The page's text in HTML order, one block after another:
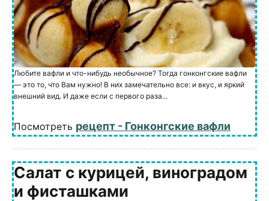
Любите вафли и что-нибудь необычное? Тогда гонконгские вафли
— это то, что Вам нужно! В них замечательно все: и вкус, и яркий
внешний вид. И даже если с первого раза...
Посмотреть рецепт - Гонконгские вафли
Салат с курицей, виноградом
и фисташками